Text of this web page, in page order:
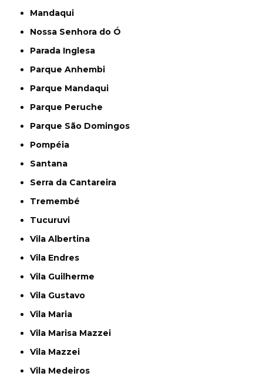
Mandaqui
Nossa Senhora do Ó
Parada Inglesa
Parque Anhembi
Parque Mandaqui
Parque Peruche
Parque São Domingos
Pompéia
Santana
Serra da Cantareira
Tremembé
Tucuruvi
Vila Albertina
Vila Endres
Vila Guilherme
Vila Gustavo
Vila Maria
Vila Marisa Mazzei
Vila Mazzei
Vila Medeiros